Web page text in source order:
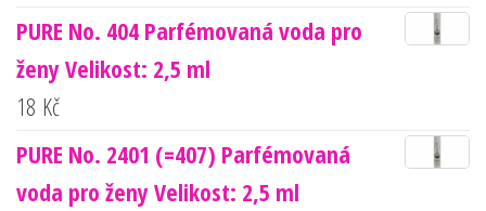
PURE No. 404 Parfémovaná voda pro
ženy Velikost: 2,5 ml
18 Kč
PURE No. 2401 (=407) Parfémovaná
voda pro ženy Velikost: 2,5 ml